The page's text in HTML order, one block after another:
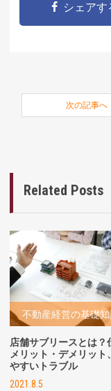
シェアす
次の記事へ
Related Posts
不動産経営の基礎
店舗サブリースとは？
メリット・デメリット
やすいトラブル
2021.8.5